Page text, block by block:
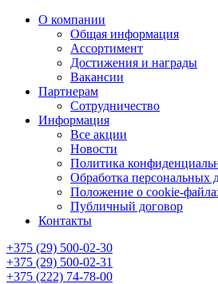
О компании
Общая информация
Ассортимент
Достижения и награды
Вакансии
Партнерам
Сотрудничество
Информация
Все акции
Новости
Политика
Обработка персональных
Положение о cookie-
Публичный договор
Контакты
+375 (29) 500-02-30
+375 (29) 500-02-31
+375 (222) 74-78-00